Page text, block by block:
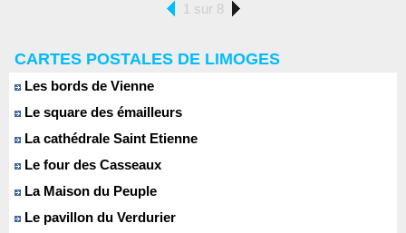
1 sur 8
CARTES POSTALES DE LIMOGES
Les bords de Vienne
Le square des émailleurs
La cathédrale Saint Etienne
Le four des Casseaux
La Maison du Peuple
Le pavillon du Verdurier